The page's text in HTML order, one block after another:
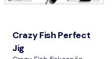
Crazy Fish Perfect
Jig